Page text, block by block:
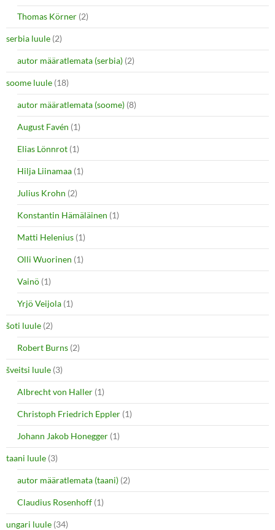
Thomas Körner (2)
serbia luule (2)
autor määratlemata (serbia) (2)
soome luule (18)
autor määratlemata (soome) (8)
August Favén (1)
Elias Lönnrot (1)
Hilja Liinamaa (1)
Julius Krohn (2)
Konstantin Hämäläinen (1)
Matti Helenius (1)
Olli Wuorinen (1)
Vainö (1)
Yrjö Veijola (1)
šoti luule (2)
Robert Burns (2)
šveitsi luule (3)
Albrecht von Haller (1)
Christoph Friedrich Eppler (1)
Johann Jakob Honegger (1)
taani luule (3)
autor määratlemata (taani) (2)
Claudius Rosenhoff (1)
ungari luule (34)